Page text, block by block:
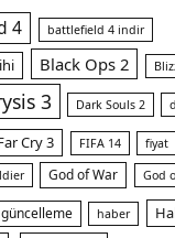
4 battlefield 4 indir
Black Ops 2
3 Dark Souls 2
Cry 3 FIFA 14 fiyat
God of War God
güncelleme haber